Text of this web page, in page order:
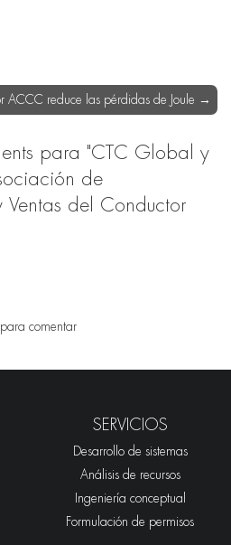
ACCC reduce las pérdidas de Joule →
para "CTC Global y
de
del Conductor
para comentar
SERVICIOS
Desarrollo de sistemas
Análisis de recursos
Ingeniería conceptual
Formulación de permisos